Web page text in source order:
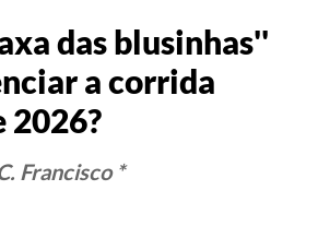
das blusinhas''
a corrida
2026?
Francisco *